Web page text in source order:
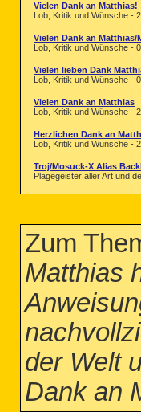
Vielen Dank an Matthias!
Lob, Kritik und Wünsche -
Vielen Dank an Matthias/
Lob, Kritik und Wünsche -
Vielen lieben Dank
Lob, Kritik und Wünsche -
Vielen Dank an Matthias
Lob, Kritik und Wünsche -
Herzlichen Dank an
Lob, Kritik und Wünsche -
Troj/Mosuck-X Alias
Plagegeister aller Art und
Zum
Matthias
der Welt
Dank an